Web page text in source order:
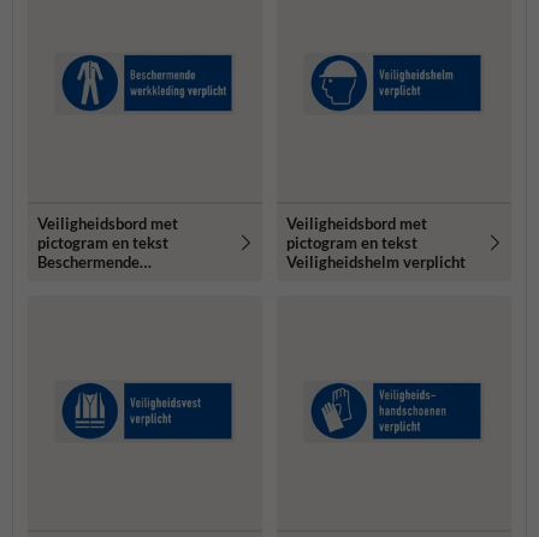
Veiligheidsbord met
pictogram en tekst
Beschermende
Veiligheidsbord met
pictogram en tekst
Veiligheidshelm verplicht